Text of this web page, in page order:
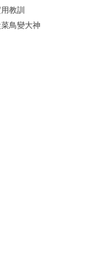
教訓
鳥變大神